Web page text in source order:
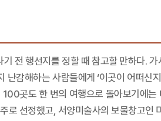
전 행선지를 정할 때 참고할 만하다.
감해하는 사람들에게 ‘이곳이 어떠신
곳도 한 번의 여행으로 돌아보기에는
로 선정했고, 서양미술사의 보물창고인